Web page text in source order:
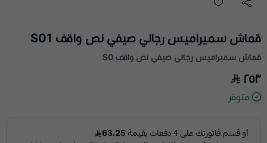
قماش سميراميس رجالي صيفي نص واقف S01
قماش سميراميس رجالي صيفي نص واقف S0
٢٥٣
متوفر